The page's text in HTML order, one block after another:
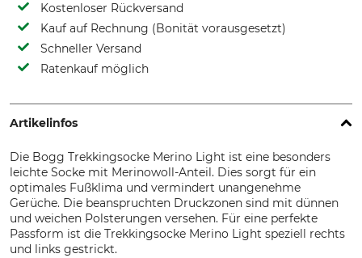
Kostenloser Rückversand
Kauf auf Rechnung (Bonität vorausgesetzt)
Schneller Versand
Ratenkauf möglich
Artikelinfos
Die Bogg Trekkingsocke Merino Light ist eine besonders
leichte Socke mit Merinowoll-Anteil. Dies sorgt für ein
optimales Fußklima und vermindert unangenehme
Gerüche. Die beanspruchten Druckzonen sind mit dünnen
und weichen Polsterungen versehen. Für eine perfekte
Passform ist die Trekkingsocke Merino Light speziell rechts
und links gestrickt.